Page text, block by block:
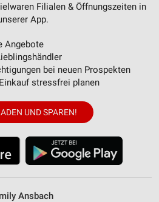
Filialen & Öffnungszeiten in
App.
Angebote
bei neuen Prospekten
stressfrei planen
UND SPAREN!
Ansbach